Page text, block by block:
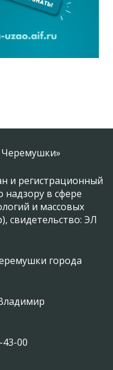
Черемушки»
и регистрационный
надзору в сфере
и массовых
свидетельство: ЭЛ
города
00